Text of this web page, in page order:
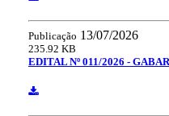
Publicação 13/07/2026
235.92 KB
EDITAL Nº 011/2026 -